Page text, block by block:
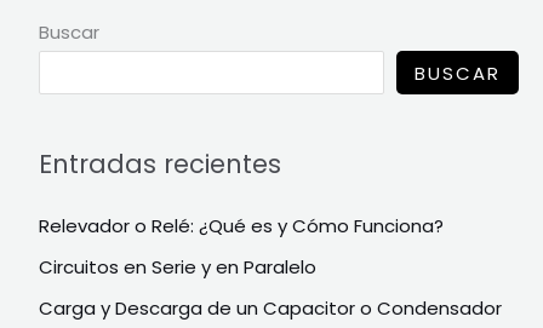
Buscar
BUSCAR
Entradas recientes
Relevador o Relé: ¿Qué es y Cómo Funciona?
Circuitos en Serie y en Paralelo
Carga y Descarga de un Capacitor o Condensador